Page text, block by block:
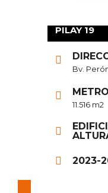
PILAY 19
Bv.
11.516 m2
2023-